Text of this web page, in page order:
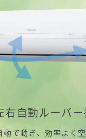
右自動ルーバ
動で動き、効率よく